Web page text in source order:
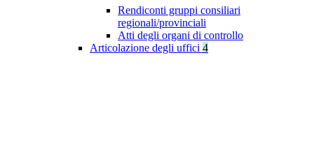
Rendiconti gruppi consiliari
regionali/provinciali
Atti degli organi di controllo
Articolazione degli uffici 4